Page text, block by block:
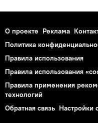
О проекте Реклама
Политика
Правила использования
Правила использования
Правила применения
технологий
Обратная связь Настройки